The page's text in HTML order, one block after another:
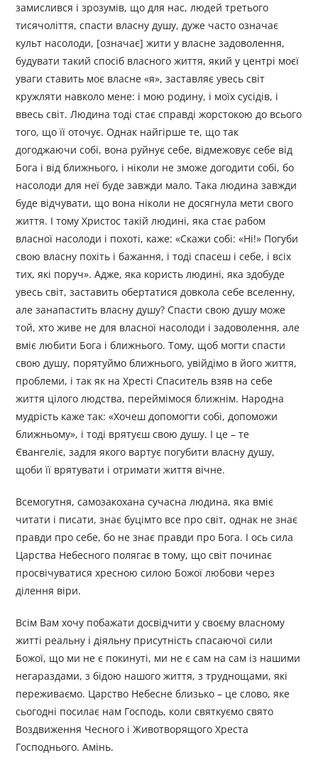
замислився і зрозумів, що для нас, людей третього
тисячоліття, спасти власну душу, дуже часто означає
культ насолоди, [означає] жити у власне задоволення,
будувати такий спосіб власного життя, який у центрі моєї
уваги ставить моє власне «я», заставляє увесь світ
кружляти навколо мене: і мою родину, і моїх сусідів, і
ввесь світ. Людина тоді стає справді жорстокою до всього
того, що її оточує. Однак найгірше те, що так
догоджаючи собі, вона руйнує себе, відмежовує себе від
Бога і від ближнього, і ніколи не зможе догодити собі, бо
насолоди для неї буде завжди мало. Така людина завжди
буде відчувати, що вона ніколи не досягнула мети свого
життя. І тому Христос такій людині, яка стає рабом
власної насолоди і похоті, каже: «Скажи собі: «Ні!» Погуби
свою власну похіть і бажання, і тоді спасеш і себе, і всіх
тих, які поруч». Адже, яка користь людині, яка здобуде
увесь світ, заставить обертатися довкола себе вселенну,
але занапастить власну душу? Спасти свою душу може
той, хто живе не для власної насолоди і задоволення, але
вміє любити Бога і ближнього. Тому, щоб могти спасти
свою душу, порятуймо ближнього, увійдімо в його життя,
проблеми, і так як на Хресті Спаситель взяв на себе
життя цілого людства, переймімося ближнім. Народна
мудрість каже так: «Хочеш допомогти собі, допоможи
ближньому», і тоді врятуєш свою душу. І це – те
Євангеліє, задля якого вартує погубити власну душу,
щоби її врятувати і отримати життя вічне.
Всемогутня, самозакохана сучасна людина, яка вміє
читати і писати, знає буцімто все про світ, однак не знає
правди про себе, бо не знає правди про Бога. І ось сила
Царства Небесного полягає в тому, що світ починає
просвічуватися хресною силою Божої любови через
ділення віри.
Всім Вам хочу побажати досвідчити у своєму власному
житті реальну і діяльну присутність спасаючої сили
Божої, що ми не є покинуті, ми не є сам на сам із нашими
негараздами, з бідою нашого життя, з труднощами, які
переживаємо. Царство Небесне близько – це слово, яке
сьогодні посилає нам Господь, коли святкуємо свято
Воздвиження Чесного і Животворящого Хреста
Господнього. Амінь.